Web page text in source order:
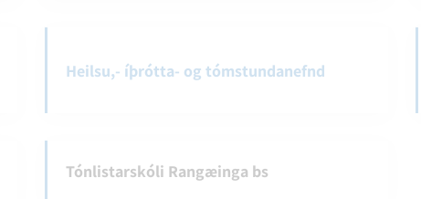
Heilsu,- íþrótta- og tómstundanefnd
Tónlistarskóli Rangæinga bs